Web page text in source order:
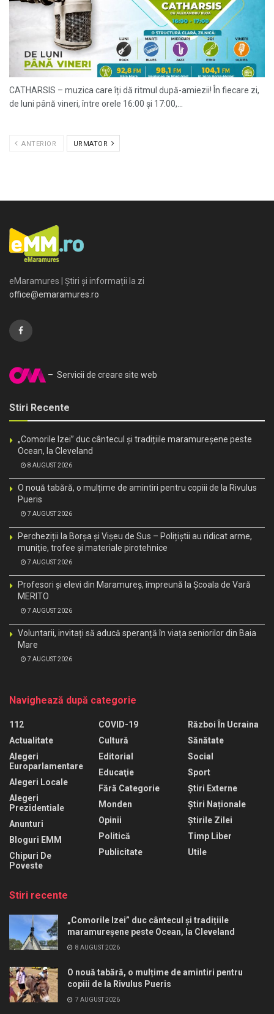
CATHARSIS – muzica care îți dă ritmul după-amiezii! În fiecare zi,
de luni până vineri, între orele 16:00 și 17:00,...
ANTERIOR URMATOR
eMaramures | Știri și informații la zi
office@emaramures.ro
– Servicii de creare site web
Stiri Recente
„Comorile Izei” duc cântecul și tradițiile maramureșene peste
Ocean, la Cleveland
8 AUGUST 2026
O nouă tabără, o mulțime de amintiri pentru copiii de la Rivulus
Pueris
7 AUGUST 2026
Percheziții la Borșa și Vișeu de Sus – Polițiștii au ridicat arme,
muniție, trofee și materiale pirotehnice
7 AUGUST 2026
Profesori și elevi din Maramureș, împreună la Școala de Vară
MERITO
7 AUGUST 2026
Voluntarii, invitați să aducă speranță în viața seniorilor din Baia
Mare
7 AUGUST 2026
Navighează după categorie
112
Actualitate
Alegeri
Europarlamentare
Alegeri Locale
Alegeri
Prezidentiale
Anunturi
Bloguri EMM
Chipuri De
Poveste
COVID-19
Cultură
Editorial
Educaţie
Fără Categorie
Monden
Opinii
Politică
Publicitate
Război În Ucraina
Sănătate
Social
Sport
Știri Externe
Știri Naționale
Știrile Zilei
Timp Liber
Utile
Stiri recente
„Comorile Izei” duc cântecul și tradițiile
maramureșene peste Ocean, la Cleveland
8 AUGUST 2026
O nouă tabără, o mulțime de amintiri pentru
copiii de la Rivulus Pueris
7 AUGUST 2026